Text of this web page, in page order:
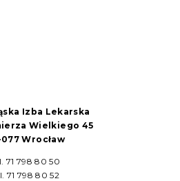
Izba Lekarska
Wielkiego 45
Wrocław
71 798 80 50
71 798 80 52